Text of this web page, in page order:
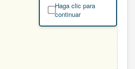
Haga clic para
continuar